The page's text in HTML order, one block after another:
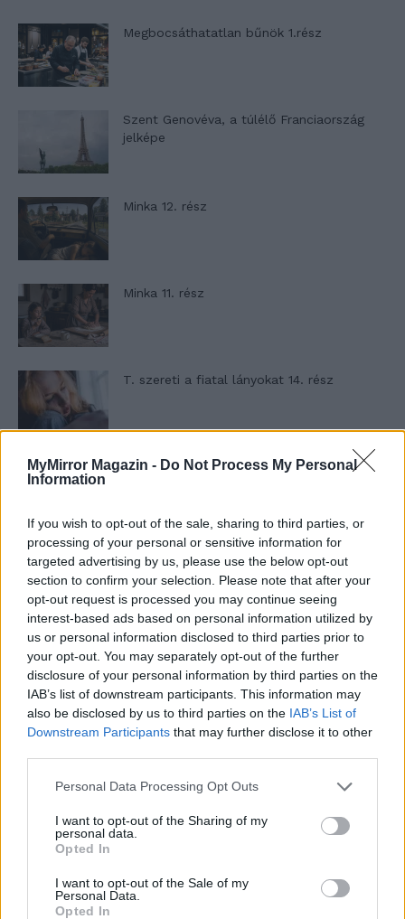
MyMirror Magazin - Do Not Process My Personal
Information
If you wish to opt-out of the sale, sharing to third parties, or
processing of your personal or sensitive information for
targeted advertising by us, please use the below opt-out
section to confirm your selection. Please note that after your
opt-out request is processed you may continue seeing
interest-based ads based on personal information utilized by
us or personal information disclosed to third parties prior to
your opt-out. You may separately opt-out of the further
disclosure of your personal information by third parties on the
IAB’s list of downstream participants. This information may
also be disclosed by us to third parties on the IAB’s List of
Downstream Participants that may further disclose it to other
Personal Data Processing Opt Outs
I want to opt-out of the Sharing of my
personal data.
Opted In
I want to opt-out of the Sale of my
Personal Data.
Opted In
Megbocsáthatatlan bűnök 1.rész
Szent Genovéva, a túlélő Franciaország
jelképe
Minka 12. rész
Minka 11. rész
T. szereti a fiatal lányokat 14. rész
Pedig szóltam… – Miért nem hiszünk a
A legidegesítőbb kifejezések laza
gyűjteménye
Elyna Robbs: Adéle és az örökölt árnyak
13. rész
Woody Allen megosztó zsenialitása
A világ legismertebb ruhái
Nyár, nevetés, anekdoták